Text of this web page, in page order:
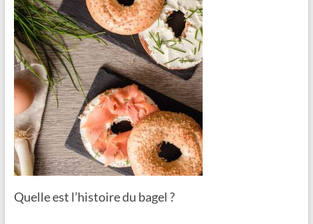
Quelle est l’histoire du bagel ?